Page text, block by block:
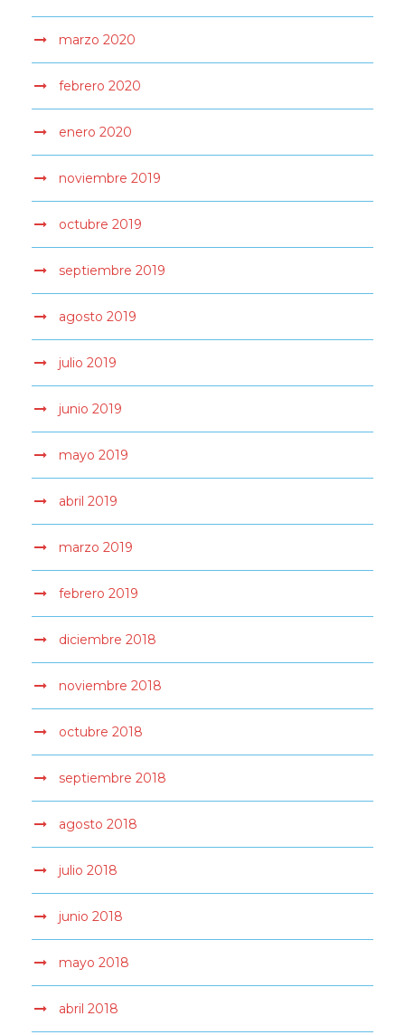
marzo 2020
febrero 2020
enero 2020
noviembre 2019
octubre 2019
septiembre 2019
agosto 2019
julio 2019
junio 2019
mayo 2019
abril 2019
marzo 2019
febrero 2019
diciembre 2018
noviembre 2018
octubre 2018
septiembre 2018
agosto 2018
julio 2018
junio 2018
mayo 2018
abril 2018